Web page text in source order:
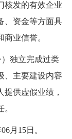
核发的有效企业
、资金等方面具
业信誉。
独立完成过类
、主要建设内容
供虚假业绩，
月15日。